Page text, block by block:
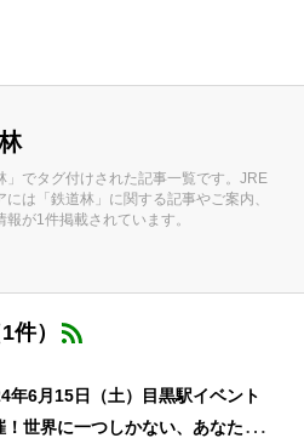
」でタグ付けされた記事一覧です。JRE
には「鉄道林」に関する記事やご案内、
報が1件掲載されています。
）
年6月15日（土）目黒駅イベント
！世界に一つしかない、あなただ